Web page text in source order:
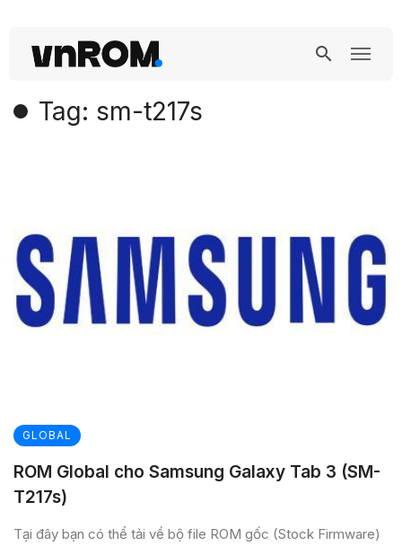
Tag: sm-t217s
GLOBAL
ROM Global cho Samsung Galaxy Tab 3 (SM-
T217s)
Tại đây bạn có thể tải về bộ file ROM gốc (Stock Firmware)